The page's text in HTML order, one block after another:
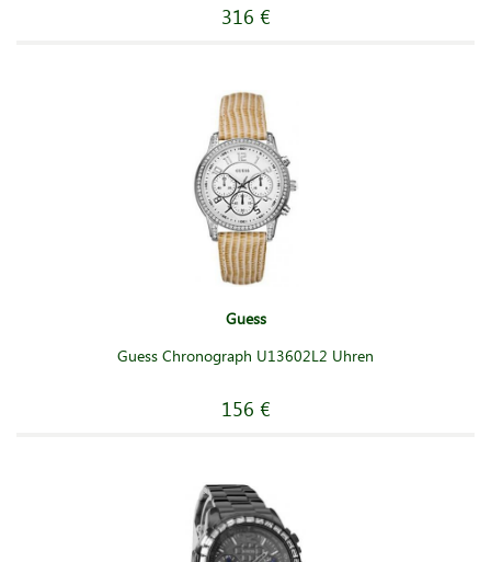
316 €
Guess
Guess Chronograph U13602L2 Uhren
156 €